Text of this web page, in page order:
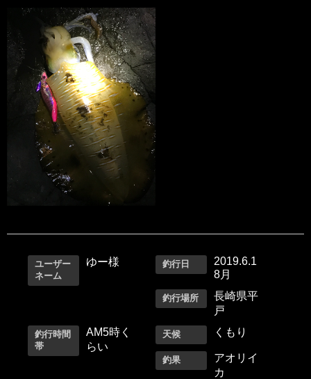
ユーザー
ネーム
ゆー様 釣行日
2019.6.1
8月
釣行場所
長崎県平
戸
釣行時間
帯
AM5時く
らい
天候 くもり
釣果
アオリイ
カ